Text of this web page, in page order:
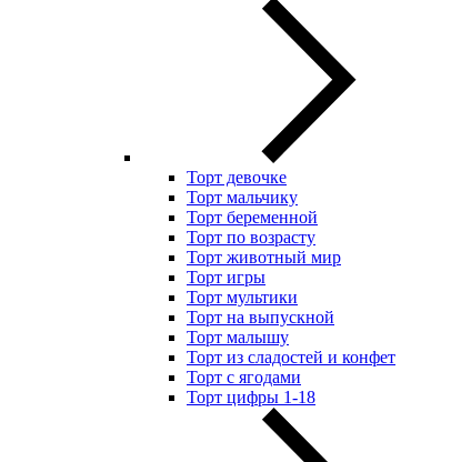
Торт девочке
Торт мальчику
Торт беременной
Торт по возрасту
Торт животный мир
Торт игры
Торт мультики
Торт на выпускной
Торт малышу
Торт из сладостей и конфет
Торт с ягодами
Торт цифры 1-18